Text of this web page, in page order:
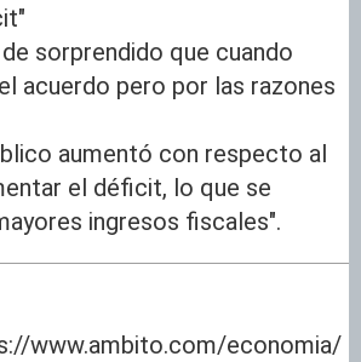
sorprendido que cuando
acuerdo pero por las razones
aumentó con respecto al
el déficit, lo que se
ingresos fiscales".
www.ambito.com/economia/